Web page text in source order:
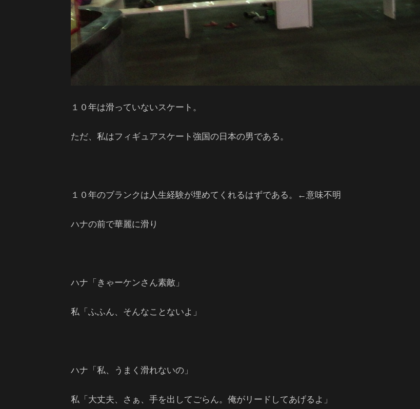
１０年は滑っていないスケート。
ただ、私はフィギュアスケート強国の日本の男である。
１０年のブランクは人生経験が埋めてくれるはずである。←意味不明
ハナの前で華麗に滑り
ハナ「きゃーケンさん素敵」
私「ふふん、そんなことないよ」
ハナ「私、うまく滑れないの」
私「大丈夫、さぁ、手を出してごらん。俺がリードしてあげるよ」